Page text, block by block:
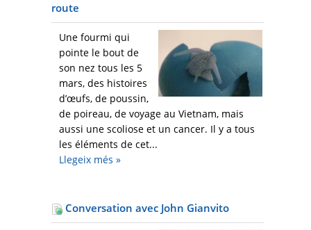
route
Une fourmi qui
pointe le bout de
son nez tous les 5
mars, des histoires
d’œufs, de poussin,
de poireau, de voyage au Vietnam, mais
aussi une scoliose et un cancer. Il y a tous
les éléments de cet...
Llegeix més »
Conversation avec John Gianvito